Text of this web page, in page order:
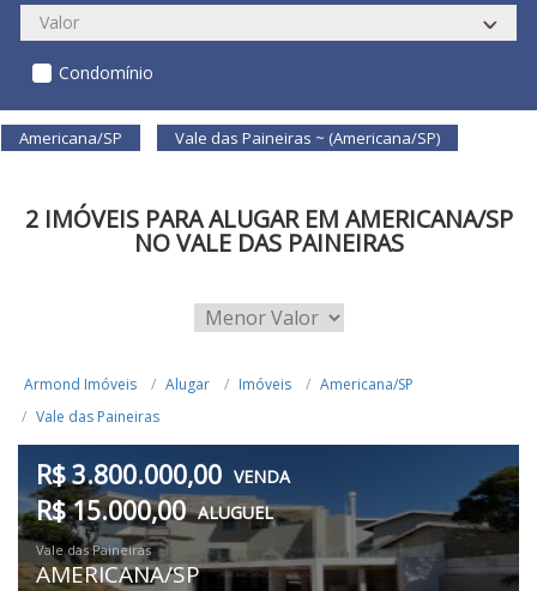
Condomínio
Americana/SP Vale das Paineiras ~ (Americana/SP)
2 IMÓVEIS PARA ALUGAR EM AMERICANA/SP
NO VALE DAS PAINEIRAS
Armond Imóveis Alugar Imóveis
Americana/SP
Vale das Paineiras
R$ 3.800.000,00 VENDA
R$ 15.000,00 ALUGUEL
Vale das Paineiras
AMERICANA/SP